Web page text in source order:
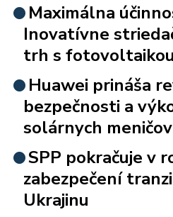
Maximálna
Inovatívne
trh s
Huawei prináša
bezpečnosti a
solárnych meničov
SPP pokračuje v
zabezpečení
Ukrajinu